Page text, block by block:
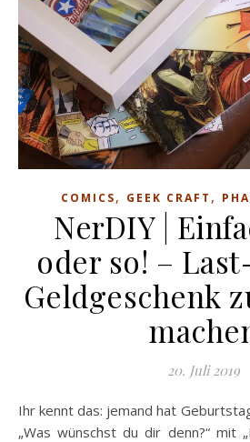
COMICS, GEEK CRAFT ,
NerDIY |
oder so! –
Geldgeschenk
20. Juli 2019
Ihr kennt das: jemand hat Geburtstag und hat auf die Frage
„Was wünschst du dir denn?“ mit